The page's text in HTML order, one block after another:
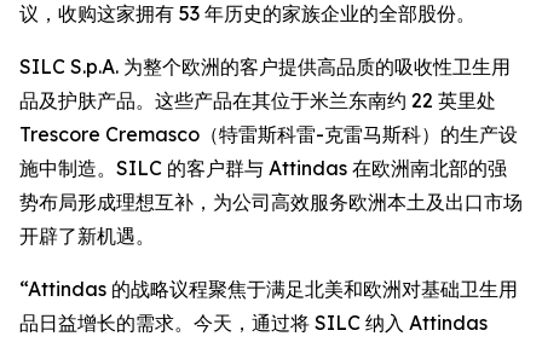
议，收购这家拥有 53 年历史的家族企业的全部股份。
SILC S.p.A. 为整个欧洲的客户提供高品质的吸收性卫生用
品及护肤产品。这些产品在其位于米兰东南约 22 英里处
Trescore Cremasco（特雷斯科雷-克雷马斯科）的生产设
施中制造。SILC 的客户群与 Attindas 在欧洲南北部的强
势布局形成理想互补，为公司高效服务欧洲本土及出口市场
开辟了新机遇。
“Attindas 的战略议程聚焦于满足北美和欧洲对基础卫生用
品日益增长的需求。今天，通过将 SILC 纳入 Attindas